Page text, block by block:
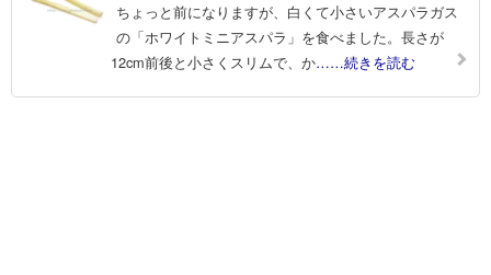
ちょっと前になりますが、白くて小さいアスパラガス
の「ホワイトミニアスパラ」を食べました。長さが
12cm前後と小さくスリムで、か……続きを読む